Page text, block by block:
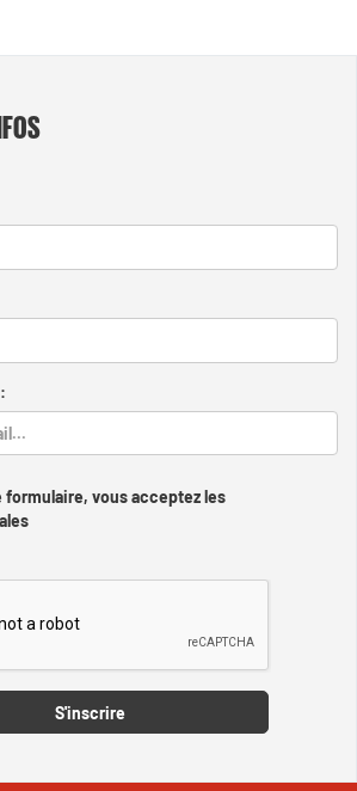
formulaire, vous acceptez les
S'inscrire